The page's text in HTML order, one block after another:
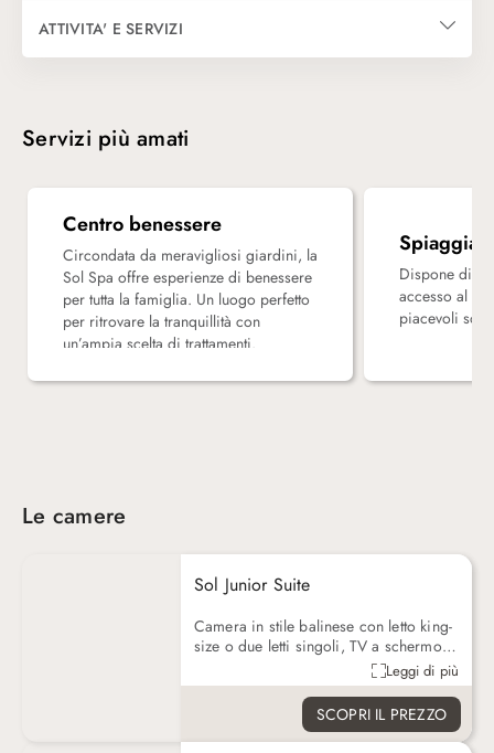
Il ristorante principale The Kitchen, con possibilità di gustare i
ATTIVITA' E SERVIZI
Servizi più amati
Centro benessere
Circondata da meravigliosi giardini, la
Sol Spa offre esperienze di benessere
per tutta la famiglia. Un luogo perfetto
per ritrovare la tranquillità con
un’ampia scelta di trattamenti.
Spiaggia
Dispone di
accesso al
piacevoli
Le camere
Sol Junior Suite
Camera in stile balinese con letto king-
size o due letti singoli, TV a schermo
piatto, set per la preparazione di tè e
caffè. Ha anche una doccia con getto a
pioggia e un ampio balcone privato.
Leggi di più
SCOPRI IL PREZZO